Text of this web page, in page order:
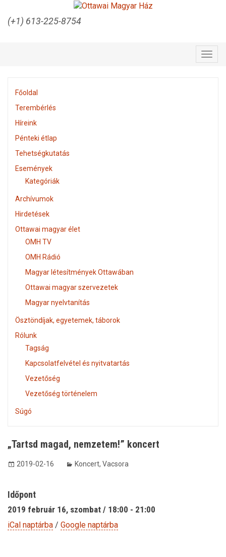
(+1) 613-225-8754
Főoldal
Terembérlés
Híreink
Pénteki étlap
Tehetségkutatás
Események
Kategóriák
Archívumok
Hirdetések
Ottawai magyar élet
OMH TV
OMH Rádió
Magyar létesítmények Ottawában
Ottawai magyar szervezetek
Magyar nyelvtanítás
Ösztöndíjak, egyetemek, táborok
Rólunk
Tagság
Kapcsolatfelvétel és nyitvatartás
Vezetőség
Vezetőség történelem
Súgó
„Tartsd magad, nemzetem!” koncert
2019-02-16 Koncert, Vacsora
Időpont
2019 február 16, szombat / 18:00 - 21:00
iCal naptárba / Google naptárba